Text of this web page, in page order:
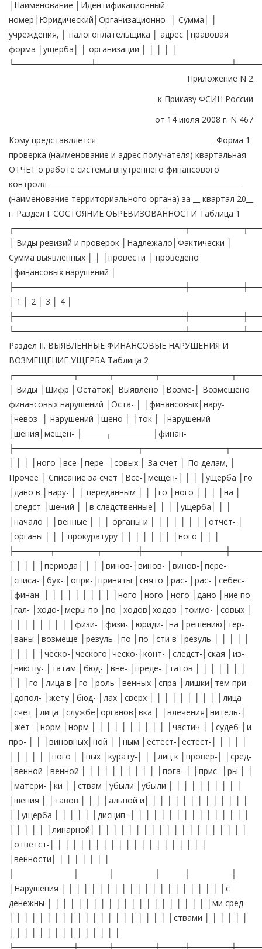
Приложение N 2
к Приказу ФСИН России
от 14 июля 2008 г. N 467
Кому представляется _________________________________ Форма 1-проверка (наименование и адрес получателя) квартальная ОТЧЕТ о работе системы внутреннего финансового контроля _______________________________________________________ (наименование территориального органа) за __ квартал 20__ г. Раздел I. СОСТОЯНИЕ ОБРЕВИЗОВАННОСТИ Таблица 1 ┌─────────────────────────────┬─────────┬───────────┬─────────────────────┐ │ Виды ревизий и проверок │Надлежало│Фактически │ Сумма выявленных │ │ │провести │ проведено │финансовых нарушений │ ├─────────────────────────────┼─────────┼───────────┼─────────────────────┤ │ 1 │ 2 │ 3 │ 4 │ ├─────────────────────────────┼─────────┼───────────┼─────────────────────┤ └─────────────────────────────┴─────────┴───────────┴─────────────────────┘ Раздел II. ВЫЯВЛЕННЫЕ ФИНАНСОВЫЕ НАРУШЕНИЯ И ВОЗМЕЩЕНИЕ УЩЕРБА Таблица 2 ┌──────────┬─────┬───────┬────────────┬──────┬───────────────────────────────────────────────────────────────────────────────────────────────────┬──────┐ │ Виды │Шифр │Остаток│ Выявлено │Возме-│ Возмещено финансовых нарушений │Оста- │ │финансовых│нару-│невоз- │ нарушений │щено │ │ток │ │нарушений │шения│мещен- ├────┬───────┤финан-├─────────────────────┬──────────────┬────────────────────────────┬────────────────────────────┬────┤невоз-│ │ │ │ного │все-│пере- │совых │ За счет │ По делам, │ Прочее │ Списание за счет │Все-│мещен-│ │ │ │ущерба │го │дано в │нару- │ │ переданным │ │ │го │ного │ │ │ │на │ │следст-│шений │ │в следственные│ │ │ │ущерба│ │ │ │начало │ │венные │ │ │ органы и │ │ │ │ │ │ │ │отчет- │ │органы │ │ │ прокуратуру │ │ │ │ │ │ │ │ного │ │ │ ├──────┬───────┬──────┼──────┬───────┼─────┬─────┬────────┬───────┼─────┬──────┬───────┬───────┤ │ │ │ │ │периода│ │ │ │винов-│винов- │винов-│пере- │списа- │бух- │опри-│приняты │снято │рас- │рас- │себес- │финан- │ │ │ │ │ │ │ │ │ │ного │ного │ного │дано │ние по │гал- │ходо-│меры по │по │ходов│ходов │тоимо- │совых │ │ │ │ │ │ │ │ │ │физи- │физи- │юриди-│на │решению│тер- │ваны │возмеще-│резуль-│по │по │сти в │резуль-│ │ │ │ │ │ │ │ │ │ческо-│ческого│ческо-│конт- │следст-│ская │из- │нию пу- │татам │бюд- │вне- │преде- │татов │ │ │ │ │ │ │ │ │ │го │лица в │го │роль │венных │спра-│лишки│тем при-│допол- │жету │бюд- │лах │сверх │ │ │ │ │ │ │ │ │ │лица │счет │лица │службе│органов│вка │ │влечения│нитель-│ │жет- │норм │норм │ │ │ │ │ │ │ │ │ │ │частич-│ │судеб-│и про- │ │ │виновных│ной │ │ным │естест-│естест-│ │ │ │ │ │ │ │ │ │ │ного │ │ных │курату-│ │ │лиц к │провер-│ │сред- │венной │венной │ │ │ │ │ │ │ │ │ │ │пога- │ │прис- │ры │ │ │матери- │ки │ │ствам │убыли │убыли │ │ │ │ │ │ │ │ │ │ │шения │ │тавов │ │ │ │альной и│ │ │ │ │ │ │ │ │ │ │ │ │ │ │ │ущерба │ │ │ │ │ │дисцип- │ │ │ │ │ │ │ │ │ │ │ │ │ │ │ │ │ │ │ │ │ │линарной│ │ │ │ │ │ │ │ │ │ │ │ │ │ │ │ │ │ │ │ │ │ответст-│ │ │ │ │ │ │ │ │ │ │ │ │ │ │ │ │ │ │ │ │ │венности│ │ │ │ │ │ │ │ ├──────────┼─────┼───────┼────┼───────┼──────┼──────┼───────┼──────┼──────┼───────┼─────┼─────┼────────┼───────┼─────┼──────┼───────┼───────┼────┼──────┤ │Нарушения │ │ │ │ │ │ │ │ │ │ │ │ │ │ │ │ │ │ │ │ │ │с денежны-│ │ │ │ │ │ │ │ │ │ │ │ │ │ │ │ │ │ │ │ │ │ми сред- │ │ │ │ │ │ │ │ │ │ │ │ │ │ │ │ │ │ │ │ │ │ствами │ │ │ │ │ │ │ │ │ │ │ │ │ │ │ │ │ │ │ │ │ ├──────────┼─────┼───────┼────┼───────┼──────┼──────┼───────┼──────┼──────┼───────┼─────┼─────┼────────┼───────┼─────┼──────┼───────┼───────┼────┼──────┤ │ излишки │ │ │ │ │ │ │ │ │ │ │ │ │ │ │ │ │ │ │ │ │ ├──────────┼─────┼───────┼────┼───────┼──────┼──────┼───────┼──────┼──────┼───────┼─────┼─────┼────────┼───────┼─────┼──────┼───────┼───────┼────┼──────┤ │ недостачи│ │ │ │ │ │ │ │ │ │ │ │ │ │ │ │ │ │ │ │ │ ├──────────┼─────┼───────┼────┼───────┼──────┼──────┼───────┼──────┼──────┼───────┼─────┼─────┼────────┼───────┼─────┼──────┼───────┼───────┼────┼──────┤ │ утраты │ │ │ │ │ │ │ │ │ │ │ │ │ │ │ │ │ │ │ │ │ ├──────────┼─────┼───────┼────┼───────┼──────┼──────┼───────┼──────┼──────┼───────┼─────┼─────┼────────┼───────┼─────┼──────┼───────┼───────┼────┼──────┤ │ хищения │ │ │ │ │ │ │ │ │ │ │ │ │ │ │ │ │ │ │ │ │ ├──────────┼─────┼───────┼────┼───────┼──────┼──────┼───────┼──────┼──────┼───────┼─────┼─────┼────────┼───────┼─────┼──────┼───────┼───────┼────┼──────┤ │Нарушения │ │ │ │ │ │ │ │ │ │ │ │ │ │ │ │ │ │ │ │ │ │с матери- │ │ │ │ │ │ │ │ │ │ │ │ │ │ │ │ │ │ │ │ │ │альными │ │ │ │ │ │ │ │ │ │ │ │ │ │ │ │ │ │ │ │ │ │средствами│ │ │ │ │ │ │ │ │ │ │ │ │ │ │ │ │ │ │ │ │ ├──────────┼─────┼───────┼────┼───────┼──────┼──────┼───────┼──────┼──────┼───────┼─────┼─────┼────────┼───────┼─────┼──────┼───────┼───────┼────┼──────┤ │ излишки │ │ │ │ │ │ │ │ │ │ │ │ │ │ │ │ │ │ │ │ │ ├──────────┼─────┼───────┼────┼───────┼──────┼──────┼───────┼──────┼──────┼───────┼─────┼─────┼────────┼───────┼─────┼──────┼───────┼───────┼────┼──────┤ │ недостачи│ │ │ │ │ │ │ │ │ │ │ │ │ │ │ │ │ │ │ │ │ ├──────────┼─────┼───────┼────┼───────┼──────┼──────┼───────┼──────┼──────┼───────┼─────┼─────┼────────┼───────┼─────┼──────┼───────┼───────┼────┼──────┤ │ утраты │ │ │ │ │ │ │ │ │ │ │ │ │ │ │ │ │ │ │ │ │ ├──────────┼─────┼───────┼────┼───────┼──────┼──────┼───────┼──────┼──────┼───────┼─────┼─────┼────────┼───────┼─────┼──────┼───────┼───────┼────┼──────┤ │ хищения │ │ │ │ │ │ │ │ │ │ │ │ │ │ │ │ │ │ │ │ │ ├──────────┼─────┼───────┼────┼───────┼──────┼──────┼───────┼──────┼──────┼───────┼─────┼─────┼────────┼───────┼─────┼──────┼───────┼───────┼────┼──────┤ │Итого: │ │ │ │ │ │ │ │ │ │ │ │ │ │ │ │ │ │ │ │ │ └──────────┴─────┴───────┴────┴───────┴──────┴──────┴───────┴──────┴──────┴───────┴─────┴─────┴────────┴───────┴─────┴──────┴───────┴───────┴────┴──────┘ Раздел III. РЕАЛИЗАЦИЯ МАТЕРИАЛОВ РЕВИЗИЙ И ПРОВЕРОК Таблица 3 ┌────────────────────────────────────────────┬───────────┬──────────┬─────┐ │ Принятые решения │Шифр строки│Количество│Сумма│ ├────────────────────────────────────────────┼───────────┼──────────┼─────┤ │ 1 │ 2 │ 3 │ 4 │ ├────────────────────────────────────────────┼───────────┼──────────┼─────┤ │Издано приказов по результатам ревизий: │ │ │ │ ├─────